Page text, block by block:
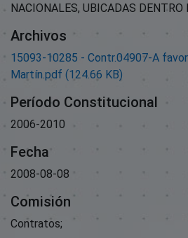
NACIONALES, UBICADAS DENTRO
Archivos
15093-10285 - Contr.04907-A
Martín.pdf (124.66 KB)
Período Constitucional
2006-2010
Fecha
2008-08-08
Comisión
Contratos;